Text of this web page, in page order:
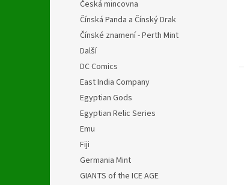
Česká mincovna
Čínská Panda a Čínský Drak
Čínské znamení - Perth Mint
Další
DC Comics
East India Company
Egyptian Gods
Egyptian Relic Series
Emu
Fiji
Germania Mint
GIANTS of the ICE AGE